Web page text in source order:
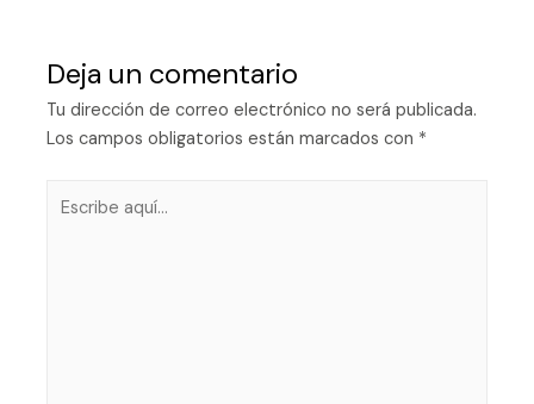
Deja un comentario
Tu dirección de correo electrónico no será publicada.
Los campos obligatorios están marcados con *